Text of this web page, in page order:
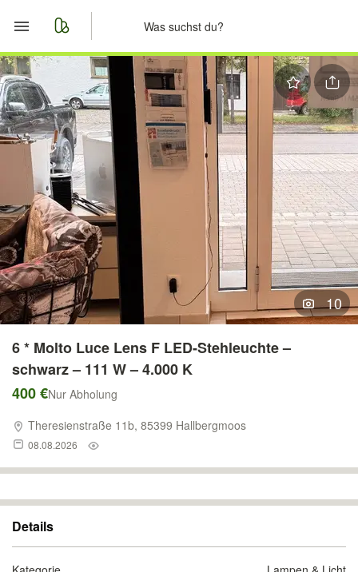
Merkliste
Nachrichten
Anzeige aufgeben
10
6 * Molto Luce Lens F LED-Stehleuchte –
schwarz – 111 W – 4.000 K
400 €Nur Abholung
Theresienstraße 11b, 85399 Hallbergmoos
08.08.2026
Details